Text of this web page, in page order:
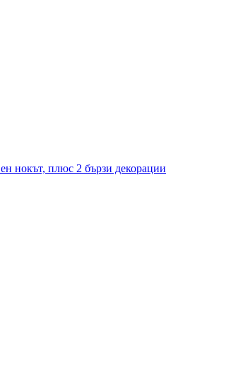
нокът, плюс 2 бързи декорации